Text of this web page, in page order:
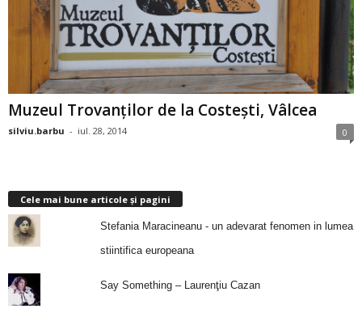
Muzeul Trovanţilor de la Costeşti, Vâlcea
silviu.barbu - iul. 28, 2014 0
Cele mai bune articole și pagini
Stefania Maracineanu - un adevarat fenomen in lumea
stiintifica europeana
Say Something – Laurenţiu Cazan